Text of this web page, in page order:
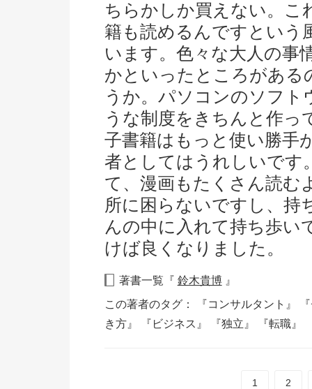
ちらかしか買えない。こ
籍も読めるんですという
います。色々な大人の事
かといったところがある
うか。パソコンのソフト
うな制度をきちんと作っ
子書籍はもっと使い勝手
者としてはうれしいです
て、漫画もたくさん読む
所に困らないですし、持
んの中に入れて持ち歩い
けば良くなりました。
著書一覧『 鈴木貴博』
この著者のタグ：
『コンサルタント』
き方』
『ビジネス』 『独立』 『転職』
1 2